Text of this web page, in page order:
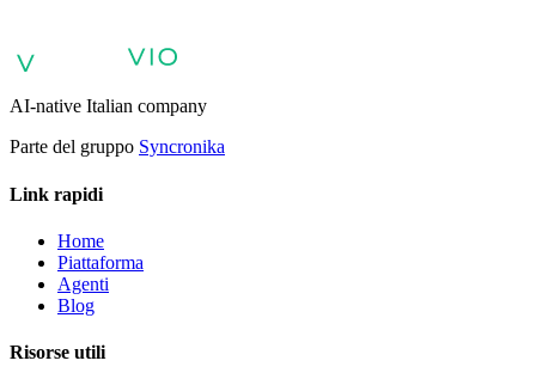
Aziende
Agenti AI Aziendali
AI-native Italian company
Parte del gruppo Syncronika
Link rapidi
Home
Piattaforma
Agenti
Blog
Risorse utili